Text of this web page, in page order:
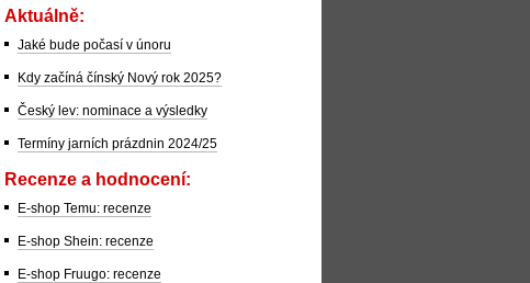
Aktuálně:
Jaké bude počasí v únoru
Kdy začíná čínský Nový rok 2025?
Český lev: nominace a výsledky
Termíny jarních prázdnin 2024/25
Recenze a hodnocení:
E-shop Temu: recenze
E-shop Shein: recenze
E-shop Fruugo: recenze